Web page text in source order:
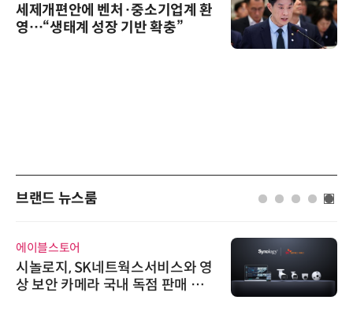
세제개편안에 벤처·중소기업계 환
영…“생태계 성장 기반 확충”
브랜드 뉴스룸
에이블스토어
시놀로지, SK네트웍스서비스와 영
상 보안 카메라 국내 독점 판매 파